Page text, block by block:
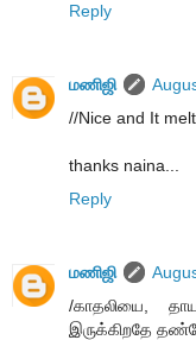
Reply
மணிஜி
//Nice and It
thanks naina...
Reply
மணிஜி
/காதலியை,
இருக்கிறதே